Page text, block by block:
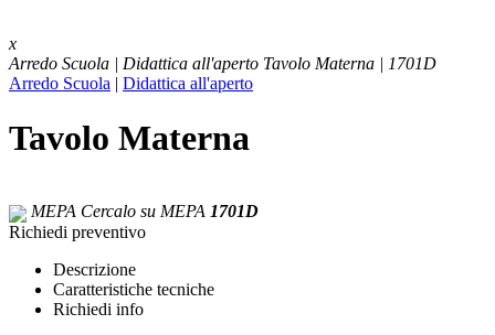
x
Arredo Scuola | Didattica all'aperto Tavolo Materna | 1701D
Arredo Scuola | Didattica all'aperto
Tavolo Materna
MEPA Cercalo su MEPA 1701D
Richiedi preventivo
Descrizione
Caratteristiche tecniche
Richiedi info